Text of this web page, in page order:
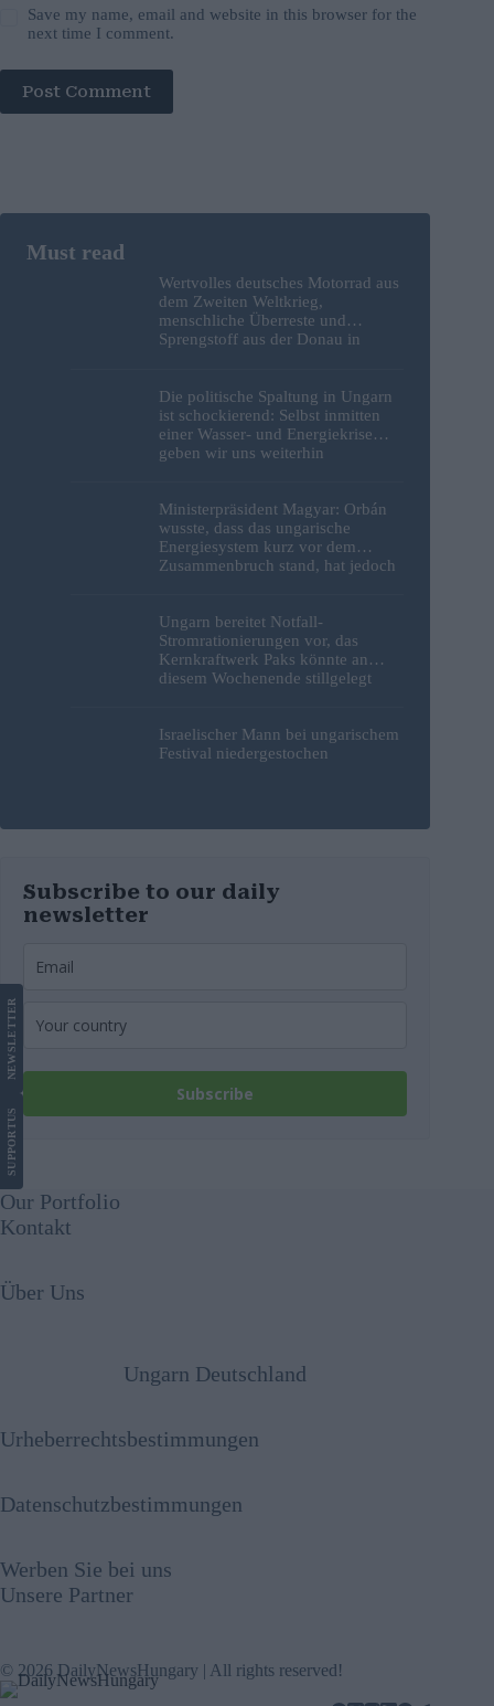
Save my name, email and website in this browser for the
next time I comment.
Post Comment
Wertvolles deutsches Motorrad aus
dem Zweiten Weltkrieg,
menschliche Überreste und
Sprengstoff aus der Donau in
Die politische Spaltung in Ungarn
ist schockierend: Selbst inmitten
einer Wasser- und Energiekrise
geben wir uns weiterhin
Ministerpräsident Magyar: Orbán
wusste, dass das ungarische
Energiesystem kurz vor dem
Zusammenbruch stand, hat jedoch
Ungarn bereitet Notfall-
Stromrationierungen vor, das
Kernkraftwerk Paks könnte an
diesem Wochenende stillgelegt
Israelischer Mann bei ungarischem
Festival niedergestochen
Subscribe to our daily
newsletter
Subscribe
SUPPORT
US
NEWS
LETTER
Our Portfolio
Kontakt
Über Uns
Ungarn Deutschland
Urheberrechtsbestimmungen
Datenschutzbestimmungen
Werben Sie bei uns
Unsere Partner
© 2026 DailyNewsHungary | All rights reserved!